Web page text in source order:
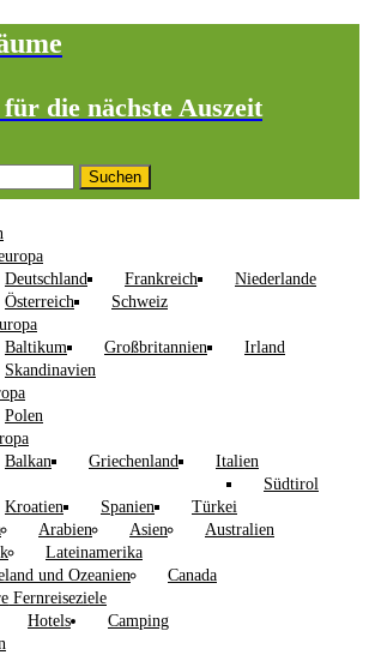
die nächste Auszeit
Deutschland
Frankreich
Niederlande
Österreich
Schweiz
Baltikum
Großbritannien
Irland
Skandinavien
Polen
Balkan
Griechenland
Italien
Südtirol
Kroatien
Spanien
Türkei
Arabien Asien
Australien
Lateinamerika
und Ozeanien
Canada
Fernreiseziele
Hotels
Camping